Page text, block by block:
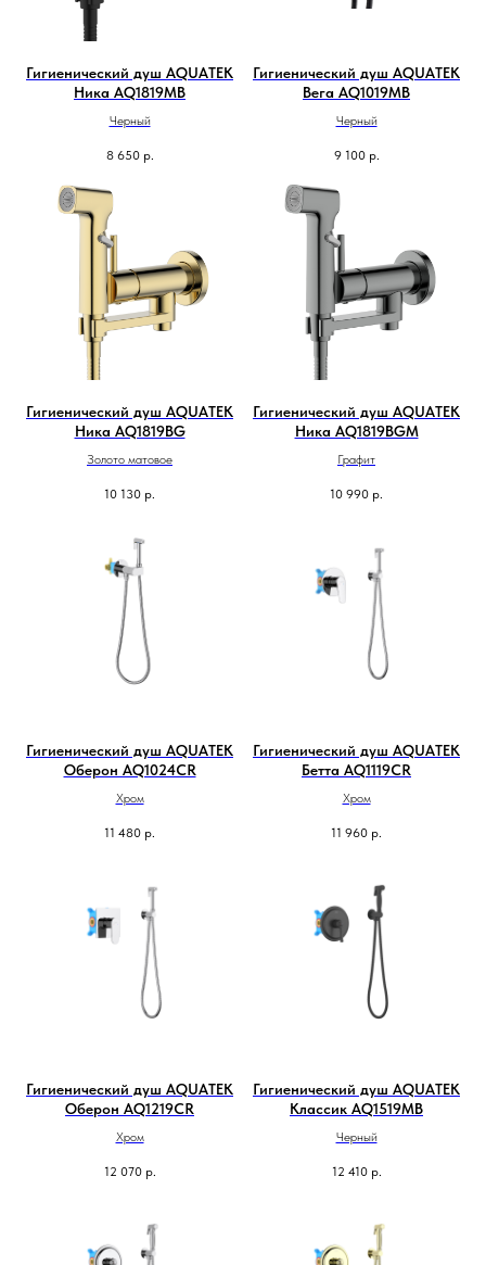
Гигиенический душ AQUATEK
Ника AQ1819MB
Черный
8 650 р.
Гигиенический душ AQUATEK
Вега AQ1019MB
Черный
9 100 р.
Гигиенический душ AQUATEK
Ника AQ1819BG
Золото матовое
10 130 р.
Гигиенический душ AQUATEK
Ника AQ1819BGM
Графит
10 990 р.
Гигиенический душ AQUATEK
Оберон AQ1024CR
Хром
11 480 р.
Гигиенический душ AQUATEK
Бетта AQ1119CR
Хром
11 960 р.
Гигиенический душ AQUATEK
Оберон AQ1219CR
Хром
12 070 р.
Гигиенический душ AQUATEK
Классик AQ1519MB
Черный
12 410 р.